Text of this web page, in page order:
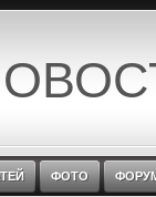
ФОТО